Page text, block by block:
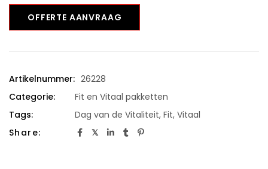
OFFERTE AANVRAAG
Artikelnummer: 26228
Categorie:
Fit en Vitaal pakketten
Tags:
Dag van de Vitaliteit, Fit, Vitaal
Share: